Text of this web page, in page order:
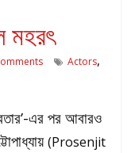
মহরৎ
Actors,
এর পর আবারও
(Prosenjit